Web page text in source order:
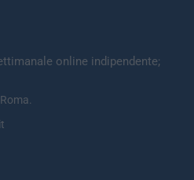
online indipendente;